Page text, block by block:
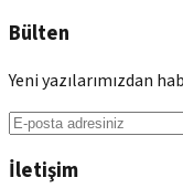
Bülten
Yeni yazılarımızdan
İletişim